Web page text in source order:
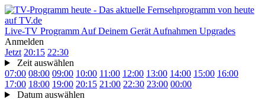
Live-TV Programm Auf Deinem Gerät Aufnahmen Upgrades
Anmelden
Jetzt 20:15 22:30
Zeit auswählen
07:00 08:00 09:00 10:00 11:00 12:00 13:00 14:00 15:00 16:00
17:00 18:00 19:00 20:15 21:00 22:30 23:00 00:00
Datum auswählen